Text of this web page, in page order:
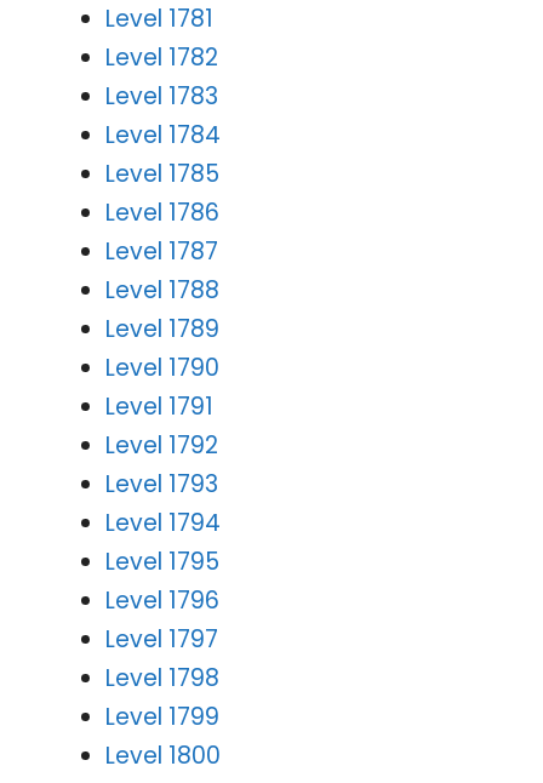
Level 1781
Level 1782
Level 1783
Level 1784
Level 1785
Level 1786
Level 1787
Level 1788
Level 1789
Level 1790
Level 1791
Level 1792
Level 1793
Level 1794
Level 1795
Level 1796
Level 1797
Level 1798
Level 1799
Level 1800